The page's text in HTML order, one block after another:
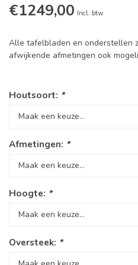
€1249,00 Incl. btw
Alle tafelbladen en onderstellen
afwijkende afmetingen ook
Houtsoort: *
Afmetingen: *
Hoogte: *
Oversteek: *